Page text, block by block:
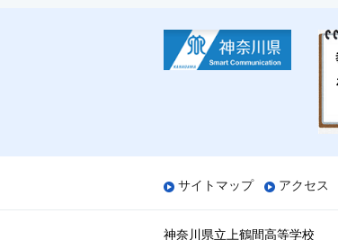
サイトマップ アクセス
神奈川県立上鶴間高等学校